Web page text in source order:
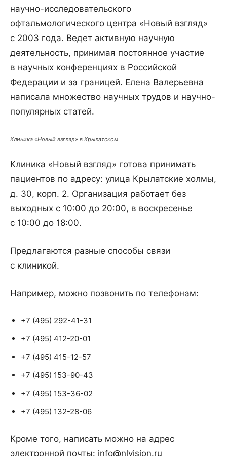
научно-исследовательского
офтальмологического центра «Новый взгляд»
с 2003 года. Ведет активную научную
деятельность, принимая постоянное участие
в научных конференциях в Российской
Федерации и за границей. Елена Валерьевна
написала множество научных трудов и научно-
популярных статей.
Клиника «Новый взгляд» в Крылатском
Клиника «Новый взгляд» готова принимать
пациентов по адресу: улица Крылатские холмы,
д. 30, корп. 2. Организация работает без
выходных с 10:00 до 20:00, в воскресенье
с 10:00 до 18:00.
Предлагаются разные способы связи
с клиникой.
Например, можно позвонить по телефонам:
+7 (495) 292-41-31
+7 (495) 412-20-01
+7 (495) 415-12-57
+7 (495) 153-90-43
+7 (495) 153-36-02
+7 (495) 132-28-06
Кроме того, написать можно на адрес
электронной почты: info@nlvision.ru